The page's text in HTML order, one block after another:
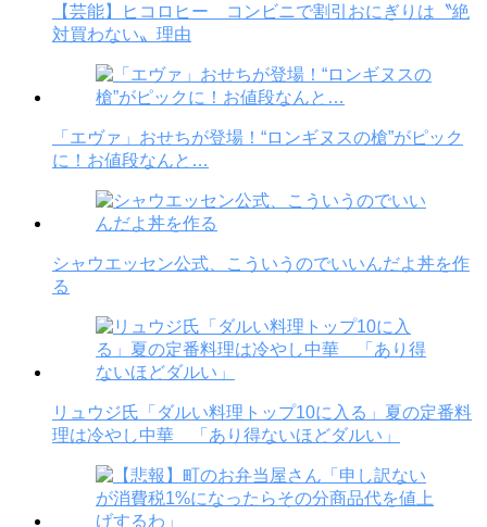
【芸能】ヒコロヒー コンビニで割引おにぎりは〝絶
対買わない〟理由
「エヴァ」おせちが登場！“ロンギヌスの槍”がピック
に！お値段なんと…
シャウエッセン公式、こういうのでいいんだよ丼を作
る
リュウジ氏「ダルい料理トップ10に入る」夏の定番料
理は冷やし中華 「あり得ないほどダルい」